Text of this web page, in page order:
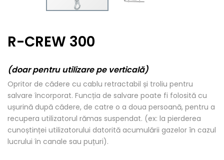
R-CREW 300
(doar pentru utilizare pe verticală)
Opritor de cădere cu cablu retractabil și troliu pentru
salvare încorporat. Funcția de salvare poate fi folosită cu
ușurină după cădere, de catre o a doua persoană, pentru a
recupera utilizatorul rămas suspendat. (ex: la pierderea
cunoștinței utilizatorului datorită acumulării gazelor în cazul
lucrului în canale sau puțuri).